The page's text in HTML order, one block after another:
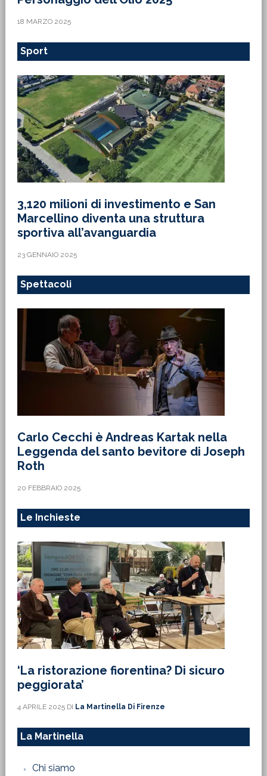
18 MARZO 2025
Sport
3,120 milioni di investimento e San
Marcellino diventa una struttura
sportiva all’avanguardia
23 GENNAIO 2025
Spettacoli
Carlo Cecchi è Andreas Kartak nella
Leggenda del santo bevitore di Joseph
Roth
20 FEBBRAIO 2025
Le Inchieste
‘La ristorazione fiorentina? Di sicuro
peggiorata’
4 APRILE 2025DI La Martinella Di Firenze
La Martinella
Chi siamo